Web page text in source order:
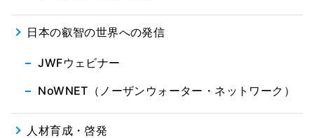
日本の叡智の世界への発信
JWFウェビナー
NoWNET（ノーザンウォーター・ネットワーク）
人材育成・啓発